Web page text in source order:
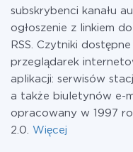
subskrybenci kanału
ogłoszenie z linkiem
RSS. Czytniki
przeglądarek
aplikacji: serwisów
a także biuletynów e-
opracowany w 1997
2.0. Więcej